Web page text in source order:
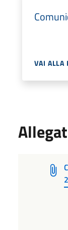
VAI ALLA